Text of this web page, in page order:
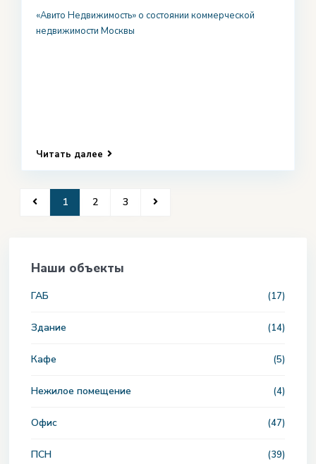
«Авито Недвижимость» о состоянии коммерческой
недвижимости Москвы
Читать далее
1 2 3
Наши объекты
ГАБ (17)
Здание (14)
Кафе (5)
Нежилое помещение (4)
Офис (47)
ПСН (39)